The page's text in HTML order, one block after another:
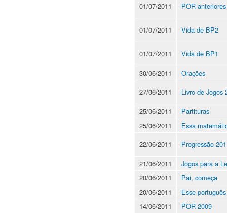
01/07/2011
POR anteriores
01/07/2011 Vida de BP2
01/07/2011
Vida de BP1
30/06/2011
Orações
27/06/2011
Livro de Jogos
25/06/2011
Partituras
25/06/2011
Essa
22/06/2011
Progressão
21/06/2011
Jogos para a
20/06/2011
Pai, começa
20/06/2011
Esse português
14/06/2011
POR 2009